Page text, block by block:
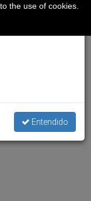
Entendido
the use of cookies.